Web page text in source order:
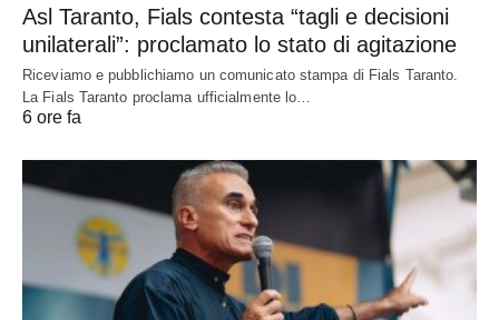
Asl Taranto, Fials contesta “tagli e decisioni
unilaterali”: proclamato lo stato di agitazione
Riceviamo e pubblichiamo un comunicato stampa di Fials Taranto.
La Fials Taranto proclama ufficialmente lo…
6 ore fa